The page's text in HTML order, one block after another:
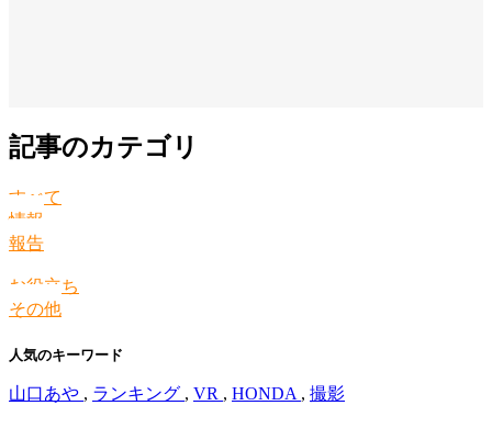
記事のカテゴリ
すべて
情報
報告
お役立ち
その他
人気のキーワード
山口あや , ランキング , VR , HONDA , 撮影